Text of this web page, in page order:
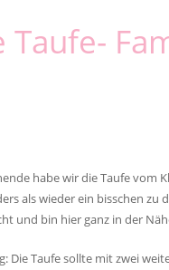
Taufe-
habe wir die Taufe vom
als wieder ein bisschen zu
und bin hier ganz in der
Die Taufe sollte mit zwei